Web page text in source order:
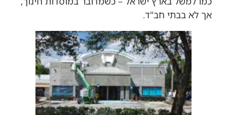
אך לא בבתי חב"ד.